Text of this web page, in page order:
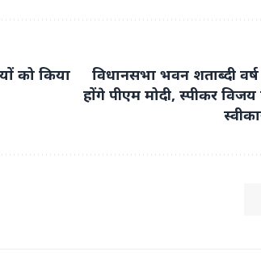
को किया
विधानसभा भवन शताब्दी
होंगे पीएम मोदी, स्पीकर